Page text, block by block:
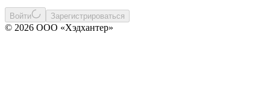
Войти Зарегистрироваться
© 2026 ООО «Хэдхантер»